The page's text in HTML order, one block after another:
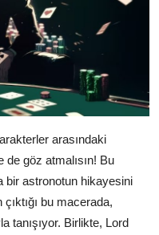
arasındaki
göz atmalısın! Bu
bir astronotun hikayesini
bu macerada,
tanışıyor. Birlikte, Lord